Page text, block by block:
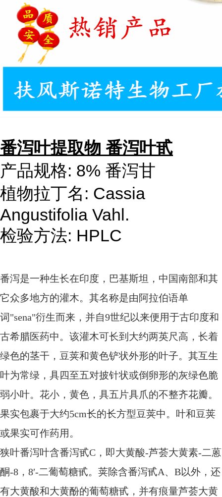
番泻叶提取物 番泻叶甙
产品规格: 8% 番泻甘
植物拉丁名: Cassia
Angustifolia Vahl.
检验方法: HPLC
番泻是一种生长在印度，巴基斯坦，中国南部和其
它众多地方的灌木。其名称是由阿拉伯语单
词"sena"衍生而来，并自9世纪以来便用于古印度和
古希腊医药中。该灌木可长到大约两英尺高，长着
绿色的茎干，豆荚和黄色铲状外形的叶子。其互生
叶为常绿，具四至五对披针状或倒卵形的灰绿色脆
弱小叶。花小，黄色，具五片具爪的不整齐花瓣。
果实包裹于大约5cm长的长方型豆荚中。叶和豆荚
或果实可作药用。
狭叶番泻叶含番泻甙C，即大黄酸-芦荟大黄素-二蒽
酮-8，8′-二葡萄糖甙。荚除含番泻甙A、B以外，还
有大黄酸和大黄酚的葡萄糖甙，并有痕量芦荟大黄